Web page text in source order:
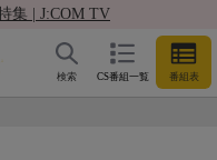
集 | J:COM TV
CS番組一覧 番組表
検索